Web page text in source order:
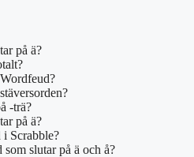
på ä?
-trä?
på ä?
i Scrabble?
slutar på ä och å?